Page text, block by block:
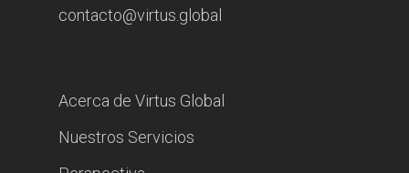
contacto@virtus.global
Acerca de Virtus Global
Nuestros Servicios